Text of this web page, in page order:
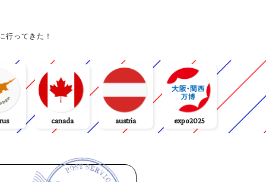
行ってきた！
canada austria expo2025